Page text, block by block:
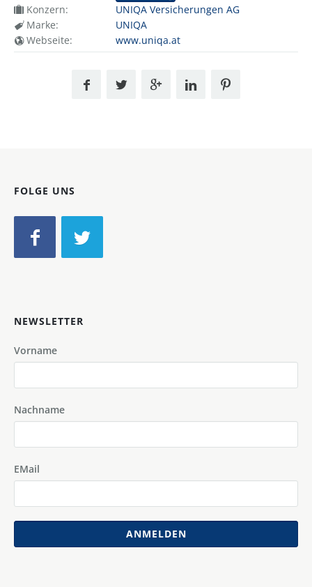
Konzern:
UNIQA Versicherungen AG
Marke:
UNIQA
Webseite:
www.uniqa.at
FOLGE UNS
NEWSLETTER
Vorname
Nachname
EMail
ANMELDEN